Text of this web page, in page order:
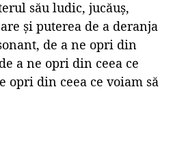
său ludic, jucăuș,
și puterea de a deranja
de a ne opri din
a ne opri din ceea ce
opri din ceea ce voiam să